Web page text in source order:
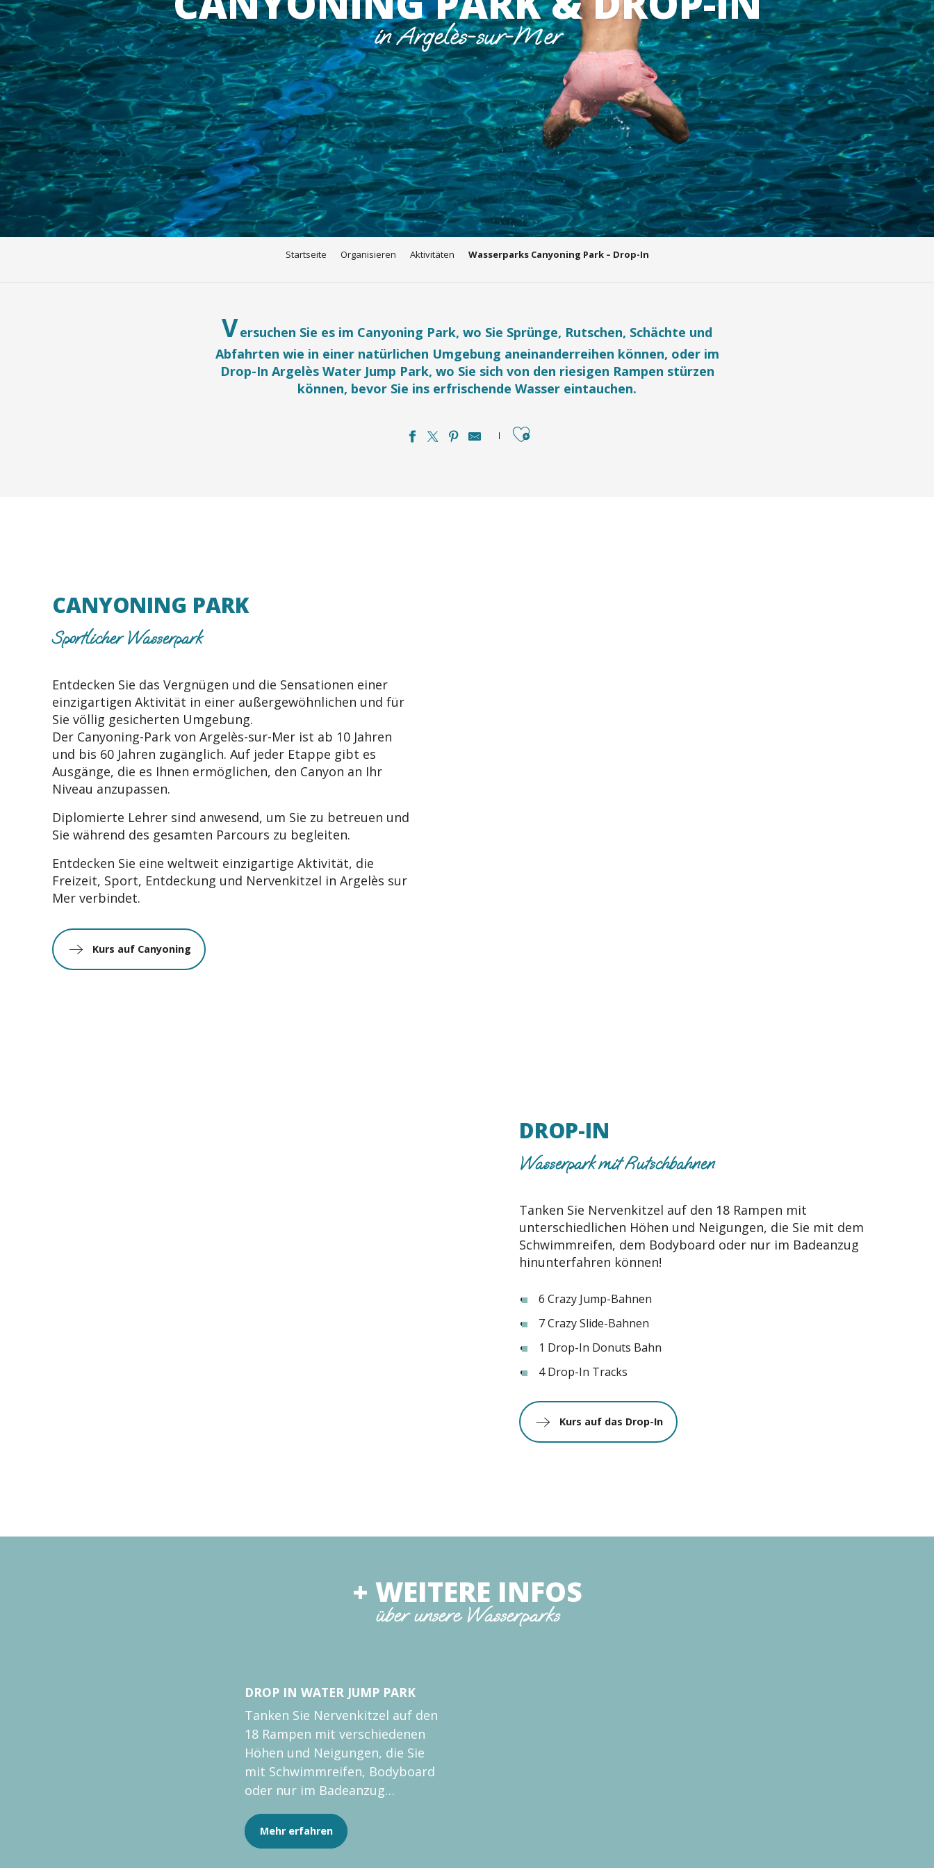
in Argelès-sur-Mer
Startseite Organisieren Aktivitäten Wasserparks Canyoning Park – Drop-In
Versuchen Sie es im Canyoning Park, wo Sie Sprünge, Rutschen, Schächte und
Abfahrten wie in einer natürlichen Umgebung aneinanderreihen können, oder im
Drop-In Argelès Water Jump Park, wo Sie sich von den riesigen Rampen stürzen
können, bevor Sie ins erfrischende Wasser eintauchen.
Ajouter aux favoris
CANYONING PARK
Sportlicher Wasserpark
Entdecken Sie das Vergnügen und die Sensationen einer
einzigartigen Aktivität in einer außergewöhnlichen und für
Sie völlig gesicherten Umgebung.
Der Canyoning-Park von Argelès-sur-Mer ist ab 10 Jahren
und bis 60 Jahren zugänglich. Auf jeder Etappe gibt es
Ausgänge, die es Ihnen ermöglichen, den Canyon an Ihr
Niveau anzupassen.
Diplomierte Lehrer sind anwesend, um Sie zu betreuen und
Sie während des gesamten Parcours zu begleiten.
Entdecken Sie eine weltweit einzigartige Aktivität, die
Freizeit, Sport, Entdeckung und Nervenkitzel in Argelès sur
Mer verbindet.
Kurs auf Canyoning
DROP-IN
Wasserpark mit Rutschbahnen
Tanken Sie Nervenkitzel auf den 18 Rampen mit
unterschiedlichen Höhen und Neigungen, die Sie mit dem
Schwimmreifen, dem Bodyboard oder nur im Badeanzug
hinunterfahren können!
6 Crazy Jump-Bahnen
7 Crazy Slide-Bahnen
1 Drop-In Donuts Bahn
4 Drop-In Tracks
Kurs auf das Drop-In
+ WEITERE INFOS
über unsere Wasserparks
DROP IN WATER JUMP PARK
Tanken Sie Nervenkitzel auf den
18 Rampen mit verschiedenen
Höhen und Neigungen, die Sie
mit Schwimmreifen, Bodyboard
oder nur im Badeanzug
Mehr erfahren